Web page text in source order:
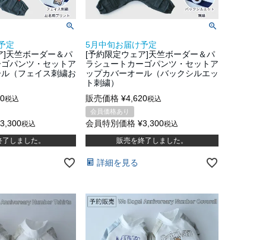
定
]天竺ボーダー＆パ
パンツ・セットア
（フェイス刺繍お
税込
3,300税込
しました。
5月中旬お届け予定
[予約限定ウェア]天竺ボーダー＆パ
ラシュートカーゴパンツ・セットア
ップカバーオール（バックシルエッ
ト刺繍）
販売価格 ¥4,620税込
会員価格あり
会員特別価格 ¥3,300税込
販売を終了しました。
詳細を見る